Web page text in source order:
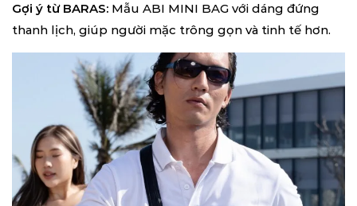
Gợi ý từ BARAS: Mẫu ABI MINI BAG với dáng đứng
thanh lịch, giúp người mặc trông gọn và tinh tế hơn.